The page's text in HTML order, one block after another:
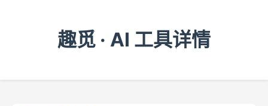
趣觅 · AI 工具详情